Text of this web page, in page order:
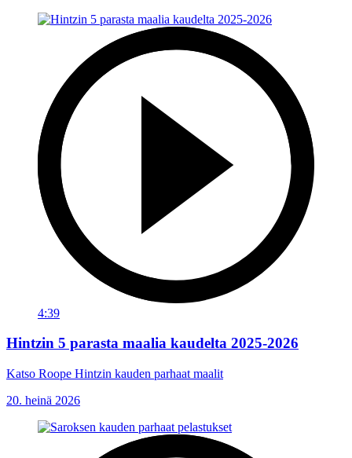
4:39
Hintzin 5 parasta maalia kaudelta 2025-2026
Katso Roope Hintzin kauden parhaat maalit
20. heinä 2026